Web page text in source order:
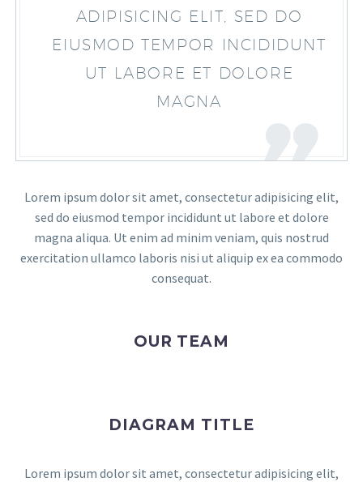
ADIPISICING ELIT, SED DO
EIUSMOD TEMPOR INCIDIDUNT
UT LABORE ET DOLORE
MAGNA
Lorem ipsum dolor sit amet, consectetur adipisicing elit,
sed do eiusmod tempor incididunt ut labore et dolore
magna aliqua. Ut enim ad minim veniam, quis nostrud
exercitation ullamco laboris nisi ut aliquip ex ea commodo
consequat.
OUR TEAM
DIAGRAM TITLE
Lorem ipsum dolor sit amet, consectetur adipisicing elit,